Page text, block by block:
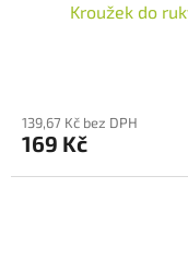
Kroužek do
139,67 Kč bez DPH
169 Kč